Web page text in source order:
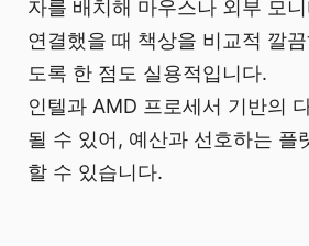
자를 배치해 마우스나 외부 모
연결했을 때 책상을 비교적 깔
도록 한 점도 실용적입니다.
인텔과 AMD 프로세서 기반의
될 수 있어, 예산과 선호하는 플
할 수 있습니다.